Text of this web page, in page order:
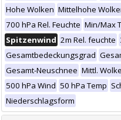
Hohe Wolken Mittelhohe
700 hPa Rel. Feuchte Min/Max
Spitzenwind 2m Rel. feuchte
Gesamtbedeckungsgrad
Gesamt-Neuschnee Mittl.
500 hPa Wind 50 hPa Temp
Niederschlagsform